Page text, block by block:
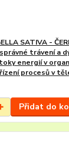
SATIVA -
trávení a
energií v
procesů v
Přidat do